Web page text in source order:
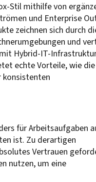
Stil mithilfe von
und Enterprise
zeichnen sich durch
und
Hybrid-IT-
echte Vorteile, wie die
konsistenten
für Arbeitsaufgaben
ist. Zu derartigen
Vertrauen
nutzen, um eine